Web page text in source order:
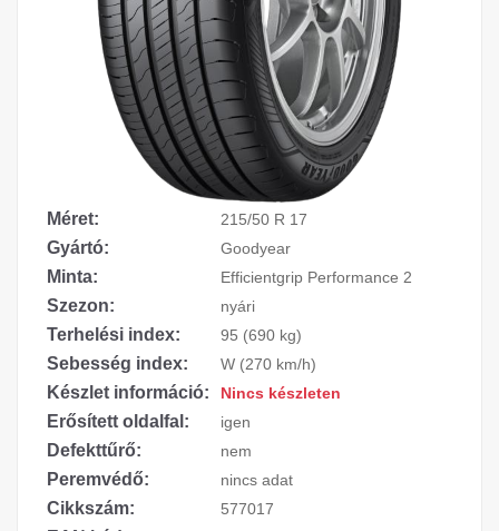
Méret: 215/50 R 17
Gyártó: Goodyear
Minta: Efficientgrip Performance 2
Szezon: nyári
Terhelési index: 95 (690 kg)
Sebesség index: W (270 km/h)
Készlet információ: Nincs készleten
Erősített oldalfal: igen
Defekttűrő: nem
Peremvédő: nincs adat
Cikkszám: 577017